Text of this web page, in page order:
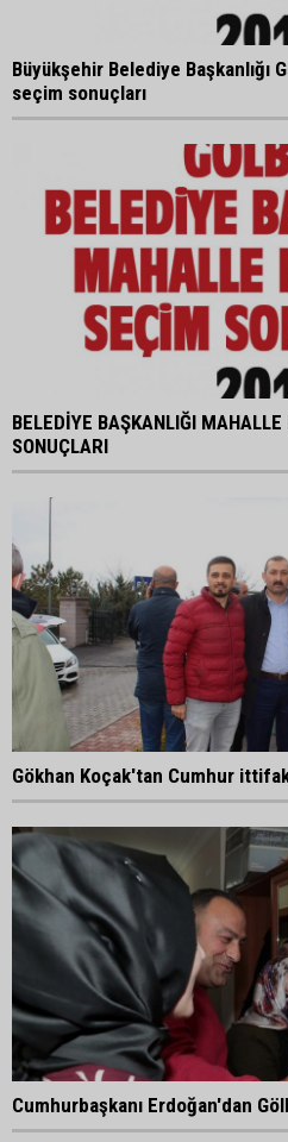
Büyükşehir Belediye Başkanlığı
seçim sonuçları
BELEDİYE BAŞKANLIĞI
SONUÇLARI
Gökhan Koçak'tan Cumhur
Cumhurbaşkanı Erdoğan'dan